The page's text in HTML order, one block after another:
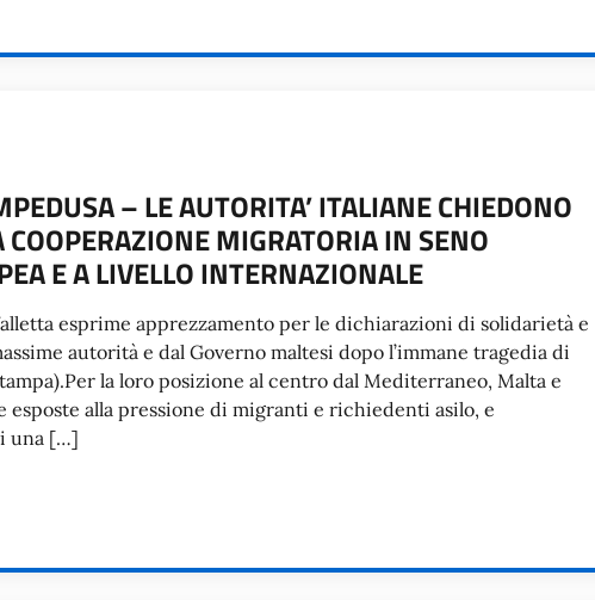
– LE AUTORITA’ ITALIANE CHIEDONO
COOPERAZIONE MIGRATORIA IN SENO
E A LIVELLO INTERNAZIONALE
Valletta esprime apprezzamento per le dichiarazioni di solidarietà e
autorità e dal Governo maltesi dopo l’immane tragedia di
la loro posizione al centro dal Mediterraneo, Malta e
esposte alla pressione di migranti e richiedenti asilo, e
una […]